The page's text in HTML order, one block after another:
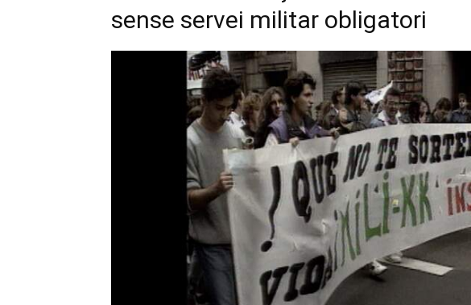
sense servei militar obligatori